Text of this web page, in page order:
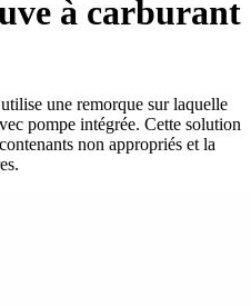
à carburant
une remorque sur laquelle
pompe intégrée. Cette solution
non appropriés et la